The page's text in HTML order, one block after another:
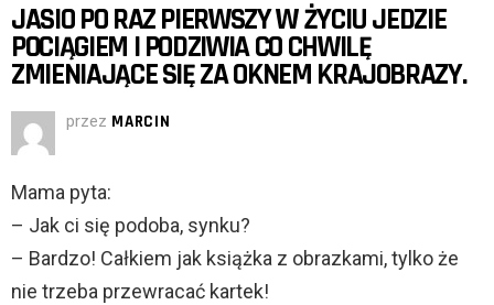
JASIO PO RAZ PIERWSZY W ŻYCIU JEDZIE
POCIĄGIEM I PODZIWIA CO CHWILĘ
ZMIENIAJĄCE SIĘ ZA OKNEM KRAJOBRAZY.
przez MARCIN
Mama pyta:
– Jak ci się podoba, synku?
– Bardzo! Całkiem jak książka z obrazkami, tylko że
nie trzeba przewracać kartek!